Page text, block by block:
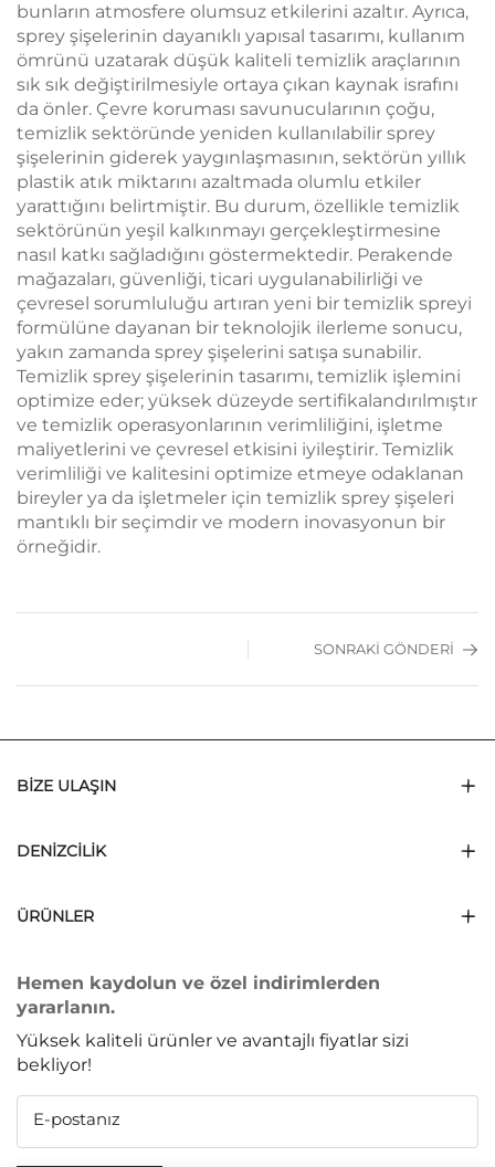
bunların atmosfere olumsuz etkilerini azaltır. Ayrıca,
sprey şişelerinin dayanıklı yapısal tasarımı, kullanım
ömrünü uzatarak düşük kaliteli temizlik araçlarının
sık sık değiştirilmesiyle ortaya çıkan kaynak israfını
da önler. Çevre koruması savunucularının çoğu,
temizlik sektöründe yeniden kullanılabilir sprey
şişelerinin giderek yaygınlaşmasının, sektörün yıllık
plastik atık miktarını azaltmada olumlu etkiler
yarattığını belirtmiştir. Bu durum, özellikle temizlik
sektörünün yeşil kalkınmayı gerçekleştirmesine
nasıl katkı sağladığını göstermektedir. Perakende
mağazaları, güvenliği, ticari uygulanabilirliği ve
çevresel sorumluluğu artıran yeni bir temizlik spreyi
formülüne dayanan bir teknolojik ilerleme sonucu,
yakın zamanda sprey şişelerini satışa sunabilir.
Temizlik sprey şişelerinin tasarımı, temizlik işlemini
optimize eder; yüksek düzeyde sertifikalandırılmıştır
ve temizlik operasyonlarının verimliliğini, işletme
maliyetlerini ve çevresel etkisini iyileştirir. Temizlik
verimliliği ve kalitesini optimize etmeye odaklanan
bireyler ya da işletmeler için temizlik sprey şişeleri
mantıklı bir seçimdir ve modern inovasyonun bir
örneğidir.
SONRAKI GÖNDERI
BIZE ULAŞIN
DENIZCILIK
ÜRÜNLER
Hemen kaydolun ve özel indirimlerden
yararlanın.
Yüksek kaliteli ürünler ve avantajlı fiyatlar sizi
bekliyor!
E-postanız